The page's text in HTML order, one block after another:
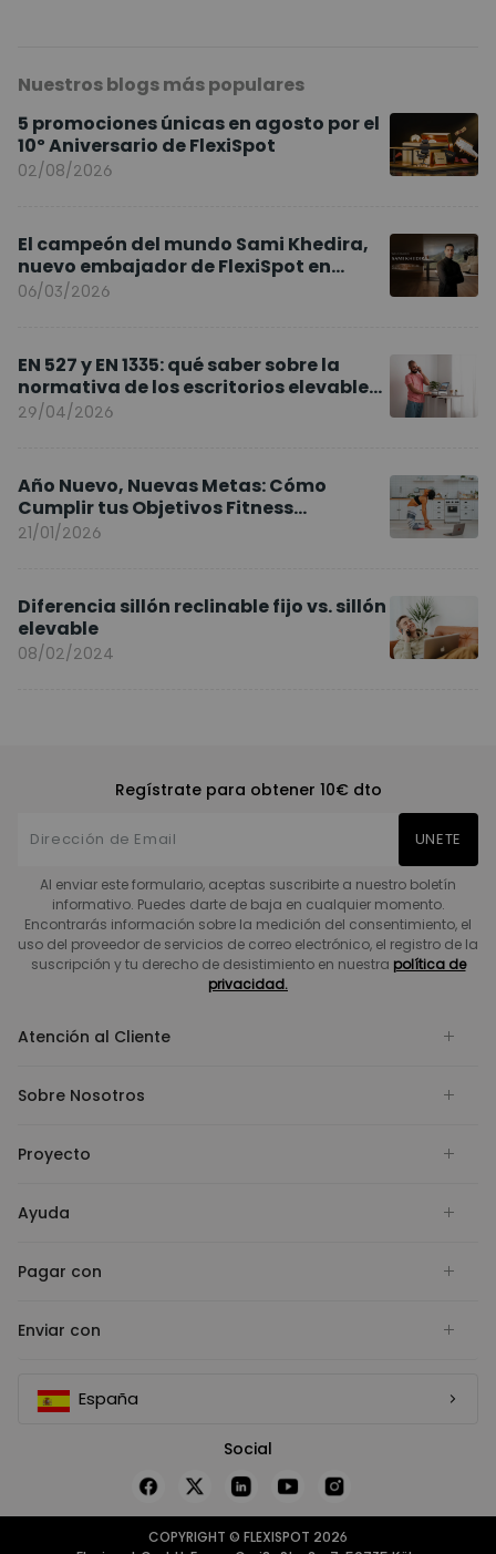
Nuestros blogs más populares
5 promociones únicas en agosto por el
10º Aniversario de FlexiSpot
02/08/2026
El campeón del mundo Sami Khedira,
nuevo embajador de FlexiSpot en
Europa
06/03/2026
EN 527 y EN 1335: qué saber sobre la
normativa de los escritorios elevables
y sillas ergonómicas
29/04/2026
Año Nuevo, Nuevas Metas: Cómo
Cumplir tus Objetivos Fitness
Entrenando en Casa
21/01/2026
Diferencia sillón reclinable fijo vs. sillón
elevable
08/02/2024
Regístrate para obtener 10€ dto
UNETE
Al enviar este formulario, aceptas suscribirte a nuestro boletín
informativo. Puedes darte de baja en cualquier momento.
Encontrarás información sobre la medición del consentimiento, el
uso del proveedor de servicios de correo electrónico, el registro de la
suscripción y tu derecho de desistimiento en nuestra política de
privacidad.
Atención al Cliente
Sobre Nosotros
Proyecto
Ayuda
Pagar con
Enviar con
España
Social
COPYRIGHT © FLEXISPOT 2026